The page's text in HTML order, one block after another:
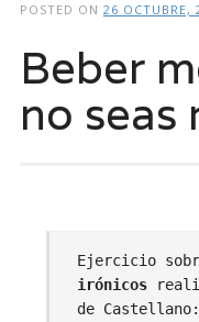
POSTED ON 26 OCTUBRE,
Beber
no seas
Ejercicio
irónicos
de